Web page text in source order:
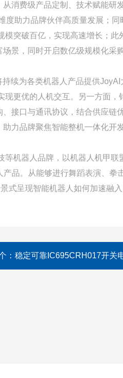
消费级产品定制、技术赋能研
度助力品牌伙伴高质量发展；同
模突破百亿，实现高速增长；此
景，同时开启数亿级规模化采
续为各类机器人产品提供JoyAI
现更优的人机交互。另一方面，
接口与通讯协议，结合供应链
力品牌聚焦智能整机一体化开
等机器人品牌，以机器人机甲联
品。从能够进行舞蹈表演、拳
式呈现智能机器人如何加速融
： 稳定可靠IC695CRH017开关